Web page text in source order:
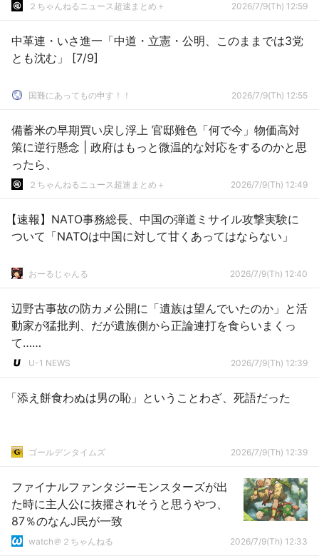
２ちゃんねるニュース超速まとめ＋ 2026/7/9(Th) 12:59
中革連・いさ進一「中道・立憲・公明、このままでは3党
とも沈む」 [7/9]
国難にあってもの申す！！ 2026/7/9(Th) 12:55
備蓄米の早期買い戻し浮上 官邸難色「何で今」物価高対
策に逆行懸念 | 政府はもっと微温的な対応をするのかと思
ったら、
２ちゃんねるニュース超速まとめ＋ 2026/7/9(Th) 12:49
【速報】NATO事務総長、中国の弾道ミサイル攻撃実験に
ついて「NATOは中国に対して甘くあってはならない」
おーるじゃんる 2026/7/9(Th) 12:40
辺野古事故の防カメ公開に「遺族は望んでいたのか」と活
動家が猛批判、だが遺族側から正論連打を食らいまくっ
て……
U-1 NEWS 2026/7/9(Th) 12:39
「添え餅食わぬは男の恥」ということわざ、死語だった
ゴールデンタイムズ 2026/7/9(Th) 12:39
ファイナルファンタジーモンスターズが出
た時に主人公に抜擢されそうと思うやつ、
87％のなんJ民が一致
watch＠２ちゃんねる 2026/7/9(Th) 12:33